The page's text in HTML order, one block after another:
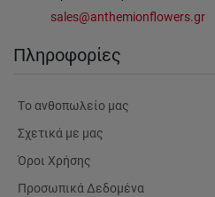
sales@anthemionflowers.gr
Πληροφορίες
Tο ανθοπωλείο μας
Σχετικά με μας
Όροι Χρήσης
Προσωπικά Δεδομένα